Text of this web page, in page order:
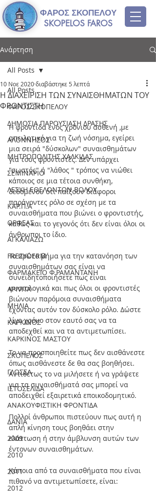
ΦΑΡΟΣ ΣΚΟΠΕΛΟΥ
SKOPELOS FAROS
Ανάρτηση
All Posts
ΦΑΡΟΣ ΣΚΟΠΕΛΟΥ
ΔΗΜΟΣΙΑ ΠΑΡΟΥΣΙΑΣΗ ΔΡΑΣΗΣ
ΑΛΟΝΝΗΣΟΣ
ΜΗΤΡΟΠΟΛΙΤΗΣ ΧΑΛΚΙΔΑΣ
ΣΕΜΙΝΑΡΙΟ
ΛΕΣΧΗ ΕΘΕΛΟΝΤΩΝ ΒΟΛΟΥ
ΚΑΡ.Π.Α
ΟΡΦΕΑΣ
ΑΓΚΑΛΙΑΖΩ
FREZYDERM
ΦΑΡΜΑΚΕΙΟ Φ.ΡΑΜΑΝΤΑΝΗ
APIVITA
ΜΗΛΙΑ
ΚΑΡΚΙΝΟΣ
ΚΑΡΚΙΝΟΣ ΜΑΣΤΟΥ
ΣΚΟΠΕΛΟΣ
ΓΛΩΣΣΑ
ΙΣΤΟΣΕΛΙΔΑ
ΑΝΑΚΟΥΦΙΣΤΙΚΗ ΦΡΟΝΤΙΔΑ
ΔΑΝΙΑ
2009
2010
2011
2012
All Posts
Η ΔΙΑΧΕΙΡΙΣΗ ΤΩΝ ΣΥΝΑΙΣΘΗΜΑΤΩΝ ΤΟΥ
ΦΡΟΝΤΙΣΤΗ
10 Νοε 2020διαβάστηκε 5 λεπτά
Η φροντίδα ενός χρόνιου ασθενή ,με
απειλητικό για τη ζωή νόσημα, εγείρει
μια σειρά "δύσκολων" συναισθημάτων
για τους φροντιστές. Δεν υπάρχει
"σωστός" ή "λάθος " τρόπος να νιώθει
κάποιος σε μια τέτοια συνθήκη,
δεδομένου ότι παίζουν διάφοροι
παράγοντες ρόλο σε σχέση με τα
συναισθήματα που βιώνει ο φροντιστής,
καθώς και το γεγονός ότι δεν είναι όλοι οι
άνθρωποι το ίδιο.
Το πρώτο βήμα για την κατανόηση των
συναισθημάτων σας είναι να
συνειδητοποιήσετε πως είναι
φυσιολογικά και πως όλοι οι φροντιστές
βιώνουν παρόμοια συναισθήματα
έχοντας αυτόν τον δύσκολο ρόλο. Δώστε
λίγο χρόνο στον εαυτό σας να τα
αποδεχθεί και να τα αντιμετωπίσει.
Το να προσποιηθείτε πως δεν αισθάνεστε
όπως αισθάνεστε δε θα σας βοηθήσει.
Αντιθέτως το να μιλήσετε ή να γράψετε
για τα συναισθήματά σας μπορεί να
αποδειχθεί εξαιρετικά εποικοδομητικό.
Πολλοί άνθρωποι πιστεύουν πως αυτή η
απλή κίνηση τους βοηθάει στην
ελάττωση ή στην άμβλυνση αυτών των
έντονων συναισθημάτων.
Κάποια από τα συναισθήματα που είναι
πιθανό να αντιμετωπίσετε, είναι: